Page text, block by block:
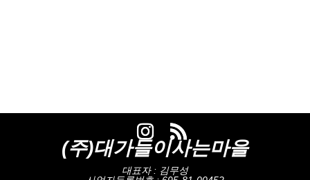
(주)대가들이사는마을
대표자 : 김무성